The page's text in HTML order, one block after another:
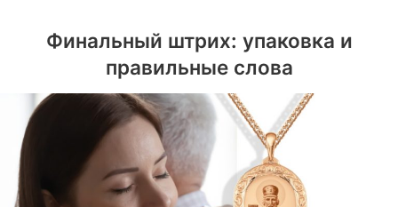
Финальный штрих: упаковка и
правильные слова